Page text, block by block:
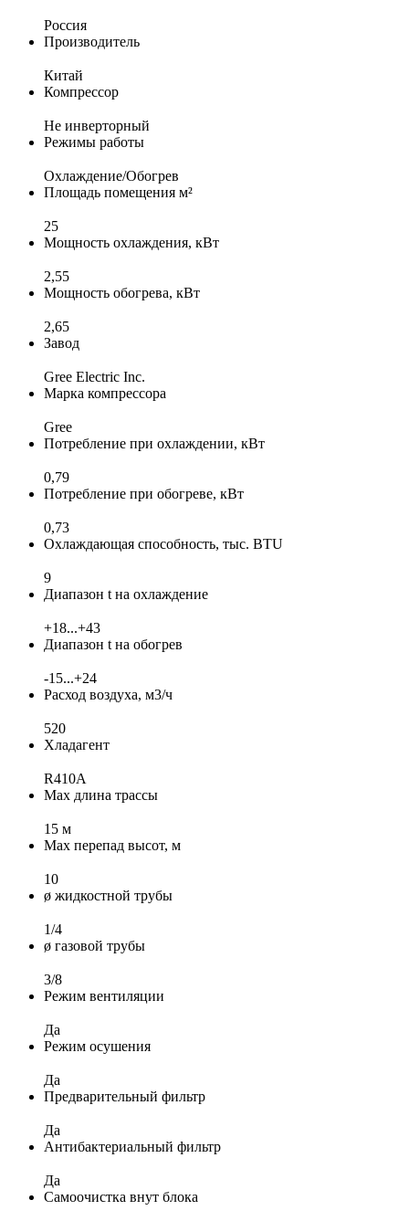
Россия
Производитель
Китай
Компрессор
Не инверторный
Режимы работы
Охлаждение/Обогрев
Площадь помещения м²
25
Мощность охлаждения, кВт
2,55
Мощность обогрева, кВт
2,65
Завод
Gree Electric Inc.
Марка компрессора
Gree
Потребление при охлаждении, кВт
0,79
Потребление при обогреве, кВт
0,73
Охлаждающая способность, тыс. BTU
9
Диапазон t на охлаждение
+18...+43
Диапазон t на обогрев
-15...+24
Расход воздуха, м3/ч
520
Хладагент
R410A
Max длина трассы
15 м
Max перепад высот, м
10
ø жидкостной трубы
1/4
ø газовой трубы
3/8
Режим вентиляции
Да
Режим осушения
Да
Предварительный фильтр
Да
Антибактериальный фильтр
Да
Самоочистка внут блока